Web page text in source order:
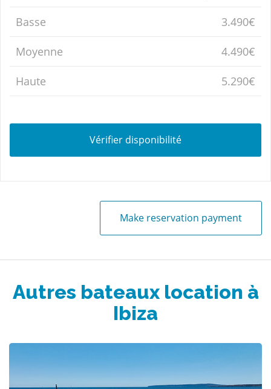
Basse 3.490€
Moyenne 4.490€
Haute 5.290€
Vérifier disponibilité
Make reservation payment
Autres bateaux location à
Ibiza